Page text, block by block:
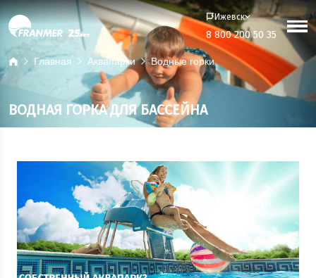
Ижевск
8 800 200 50 35
Главная Аквапарки Водные горки
ВОДНАЯ ГОРКА ДЛЯ БАССЕЙНА